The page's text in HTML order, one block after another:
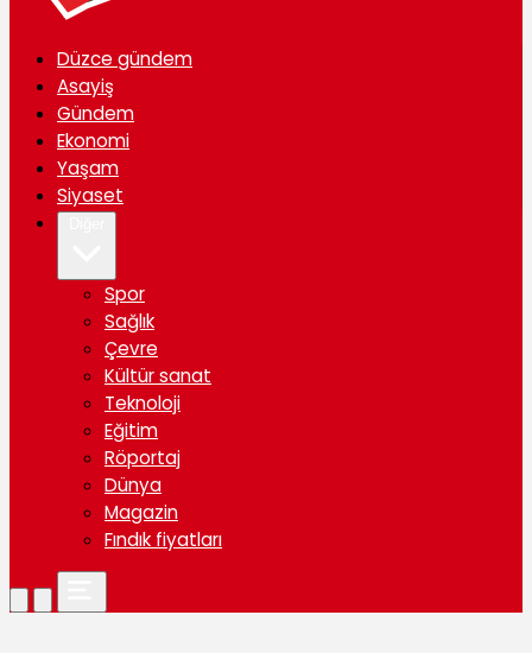
Düzce gündem
Asayiş
Gündem
Ekonomi
Yaşam
Siyaset
Spor
Sağlık
Çevre
Kültür sanat
Teknoloji
Eğitim
Röportaj
Dünya
Magazin
Fındık fiyatları